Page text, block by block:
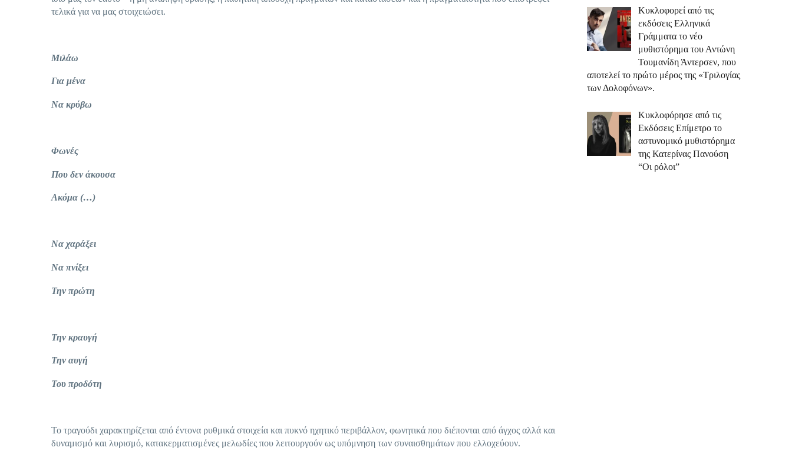
τελικά για να μας στοιχειώσει.
Μιλάω
Για μένα
Να κρύβω
Φωνές
Που δεν άκουσα
Ακόμα (…)
Να χαράξει
Να πνίξει
Την πρώτη
Την κραυγή
Την αυγή
Του προδότη
Το τραγούδι χαρακτηρίζεται από έντονα ρυθμικά στοιχεία και πυκνό ηχητικό περιβάλλον, φωνητικά που διέπονται από άγχος αλλά και
δυναμισμό και λυρισμό, κατακερματισμένες μελωδίες που λειτουργούν ως υπόμνηση των συναισθημάτων που ελλοχεύουν.
Κυκλοφορεί από τις
εκδόσεις Ελληνικά
Γράμματα το νέο
μυθιστόρημα του Αντώνη
Τουμανίδη Άντερσεν, που
αποτελεί το πρώτο μέρος της «Τριλογίας
των Δολοφόνων».
Κυκλοφόρησε από τις
Εκδόσεις Επίμετρο το
αστυνομικό μυθιστόρημα
της Κατερίνας Πανούση
“Οι ρόλοι”